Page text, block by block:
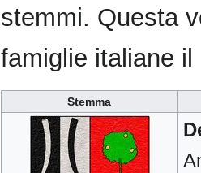
stemmi. Questa
famiglie italiane
Stemma